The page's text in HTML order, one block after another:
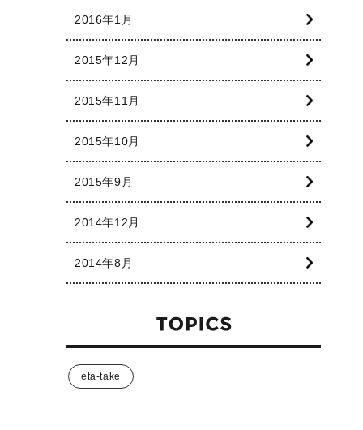
2016年1月
2015年12月
2015年11月
2015年10月
2015年9月
2014年12月
2014年8月
eta-take